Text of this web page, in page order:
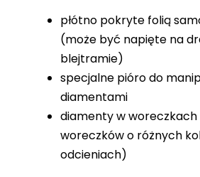
płótno pokryte folią
(może być napięte na
blejtramie)
specjalne pióro do
diamentami
diamenty w woreczkach
woreczków o różnych
odcieniach)